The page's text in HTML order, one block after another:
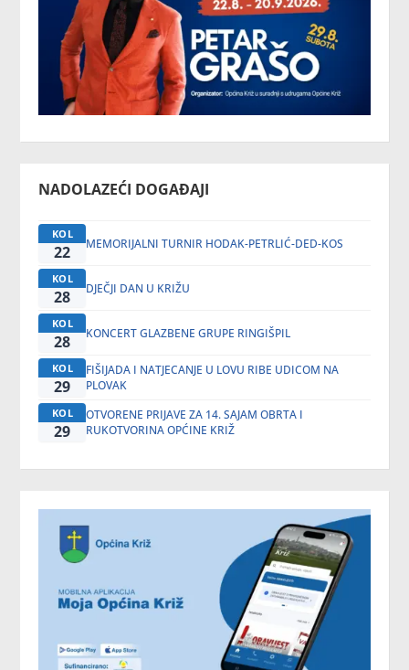
NADOLAZEĆI DOGAĐAJI
KOL
22 MEMORIJALNI TURNIR HODAK-PETRLIĆ-DED-KOS
KOL
28 DJEČJI DAN U KRIŽU
KOL
28 KONCERT GLAZBENE GRUPE RINGIŠPIL
KOL
29
FIŠIJADA I NATJECANJE U LOVU RIBE UDICOM NA
PLOVAK
KOL
29
OTVORENE PRIJAVE ZA 14. SAJAM OBRTA I
RUKOTVORINA OPĆINE KRIŽ